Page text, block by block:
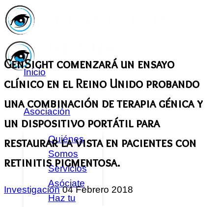
Inicio
Asociación
Quiénes
Somos
Servicios
Asóciate
Haz tu
GenSight comenzará un ensayo
clínico en el Reino Unido probando
una combinación de terapia génica y
un dispositivo portátil para
restaurar la vista en pacientes con
retinitis pigmentosa.
Investigación 04 Febrero 2018